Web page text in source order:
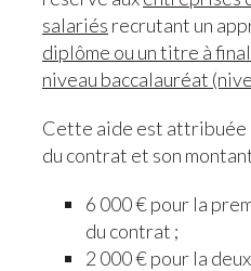
salariés recrutant un
diplôme ou un titre à
niveau baccalauréat
Cette aide est attribuée
du contrat et son
6 000 € pour la
du contrat ;
2 000 € pour la